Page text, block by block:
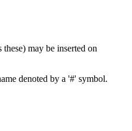
may be inserted on
denoted by a '#' symbol.